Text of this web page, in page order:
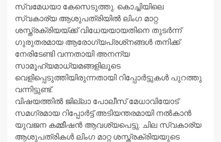
സ്വമേധയാ കേസെടുത്തു. കൊച്ചിയിലെ
സ്വകാര്യ ആശുപത്രിയില്‍ ലിംഗ മാറ്റ
ശസ്ത്രക്രിയയ്ക്ക് വിധേയയായതിനെ തുടര്‍ന്ന്
ഗുരുതരമായ ആരോഗ്യപ്രശ്‌നങ്ങള്‍ തനിക്ക്
നേരിടേണ്ടി വന്നതായി അനന്യ
സാമൂഹ്യമാധ്യമങ്ങളിലൂടെ
വെളിപ്പെടുത്തിയിരുന്നതായി റിപ്പോര്‍ട്ടുകള്‍ പുറത്തു
വന്നിട്ടുണ്ട്.
വിഷയത്തില്‍ ജില്ലാ പോലീസ് മേധാവിയോട്
സമഗ്രമായ റിപ്പോര്‍ട്ട് അടിയന്തരമായി നല്‍കാന്‍
യുവജന കമ്മീഷന്‍ ആവശ്യപെട്ടു. ചില സ്വകാര്യ
ആശുപത്രികള്‍ ലിംഗ മാറ്റ ശസ്ത്രക്രിയയുടെ